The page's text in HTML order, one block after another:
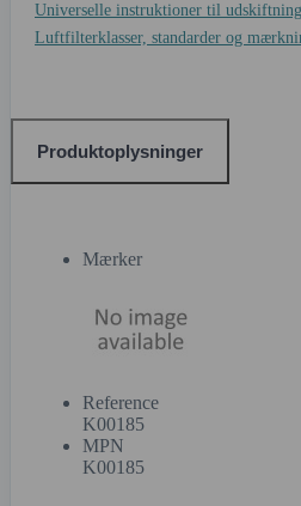
Universelle instruktioner til
Luftfilterklasser, standarder og
Produktoplysninger
Mærker
Reference
K00185
MPN
K00185